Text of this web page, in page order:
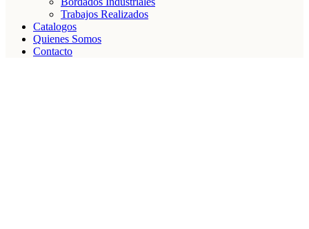
Trabajos Realizados
Catalogos
Quienes Somos
Contacto